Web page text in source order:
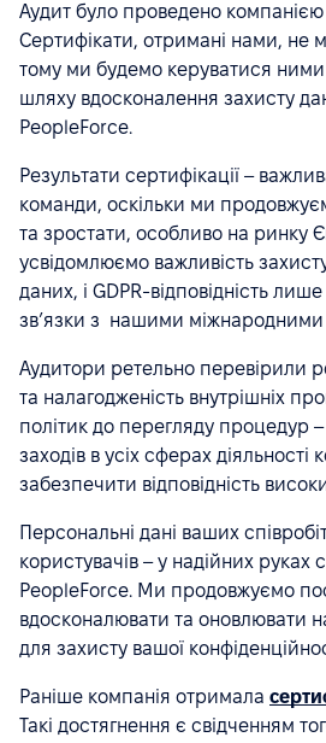
Аудит було проведено компанією
Сертифікати, отримані нами, не
тому ми будемо керуватися
шляху вдосконалення захисту
PeopleForce.
Результати сертифікації –
команди, оскільки ми
та зростати, особливо на ринку
усвідомлюємо важливість
даних, і GDPR-відповідність
звʼязки з нашими міжнародними
Аудитори ретельно перевірили
та налагодженість внутрішніх
політик до перегляду процедур
заходів в усіх сферах діяльності
забезпечити відповідність
Персональні дані ваших
користувачів – у надійних руках
PeopleForce. Ми продовжуємо
вдосконалювати та оновлювати
для захисту вашої
Раніше компанія отримала
Такі достягнення є свідченням